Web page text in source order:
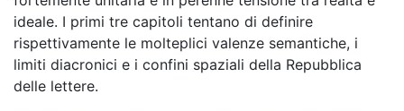
ideale. I primi tre capitoli tentano di definire
rispettivamente le molteplici valenze semantiche, i
limiti diacronici e i confini spaziali della Repubblica
delle lettere.